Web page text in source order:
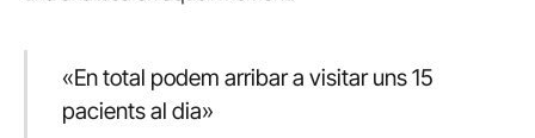
«En total podem arribar a visitar uns 15
pacients al dia»